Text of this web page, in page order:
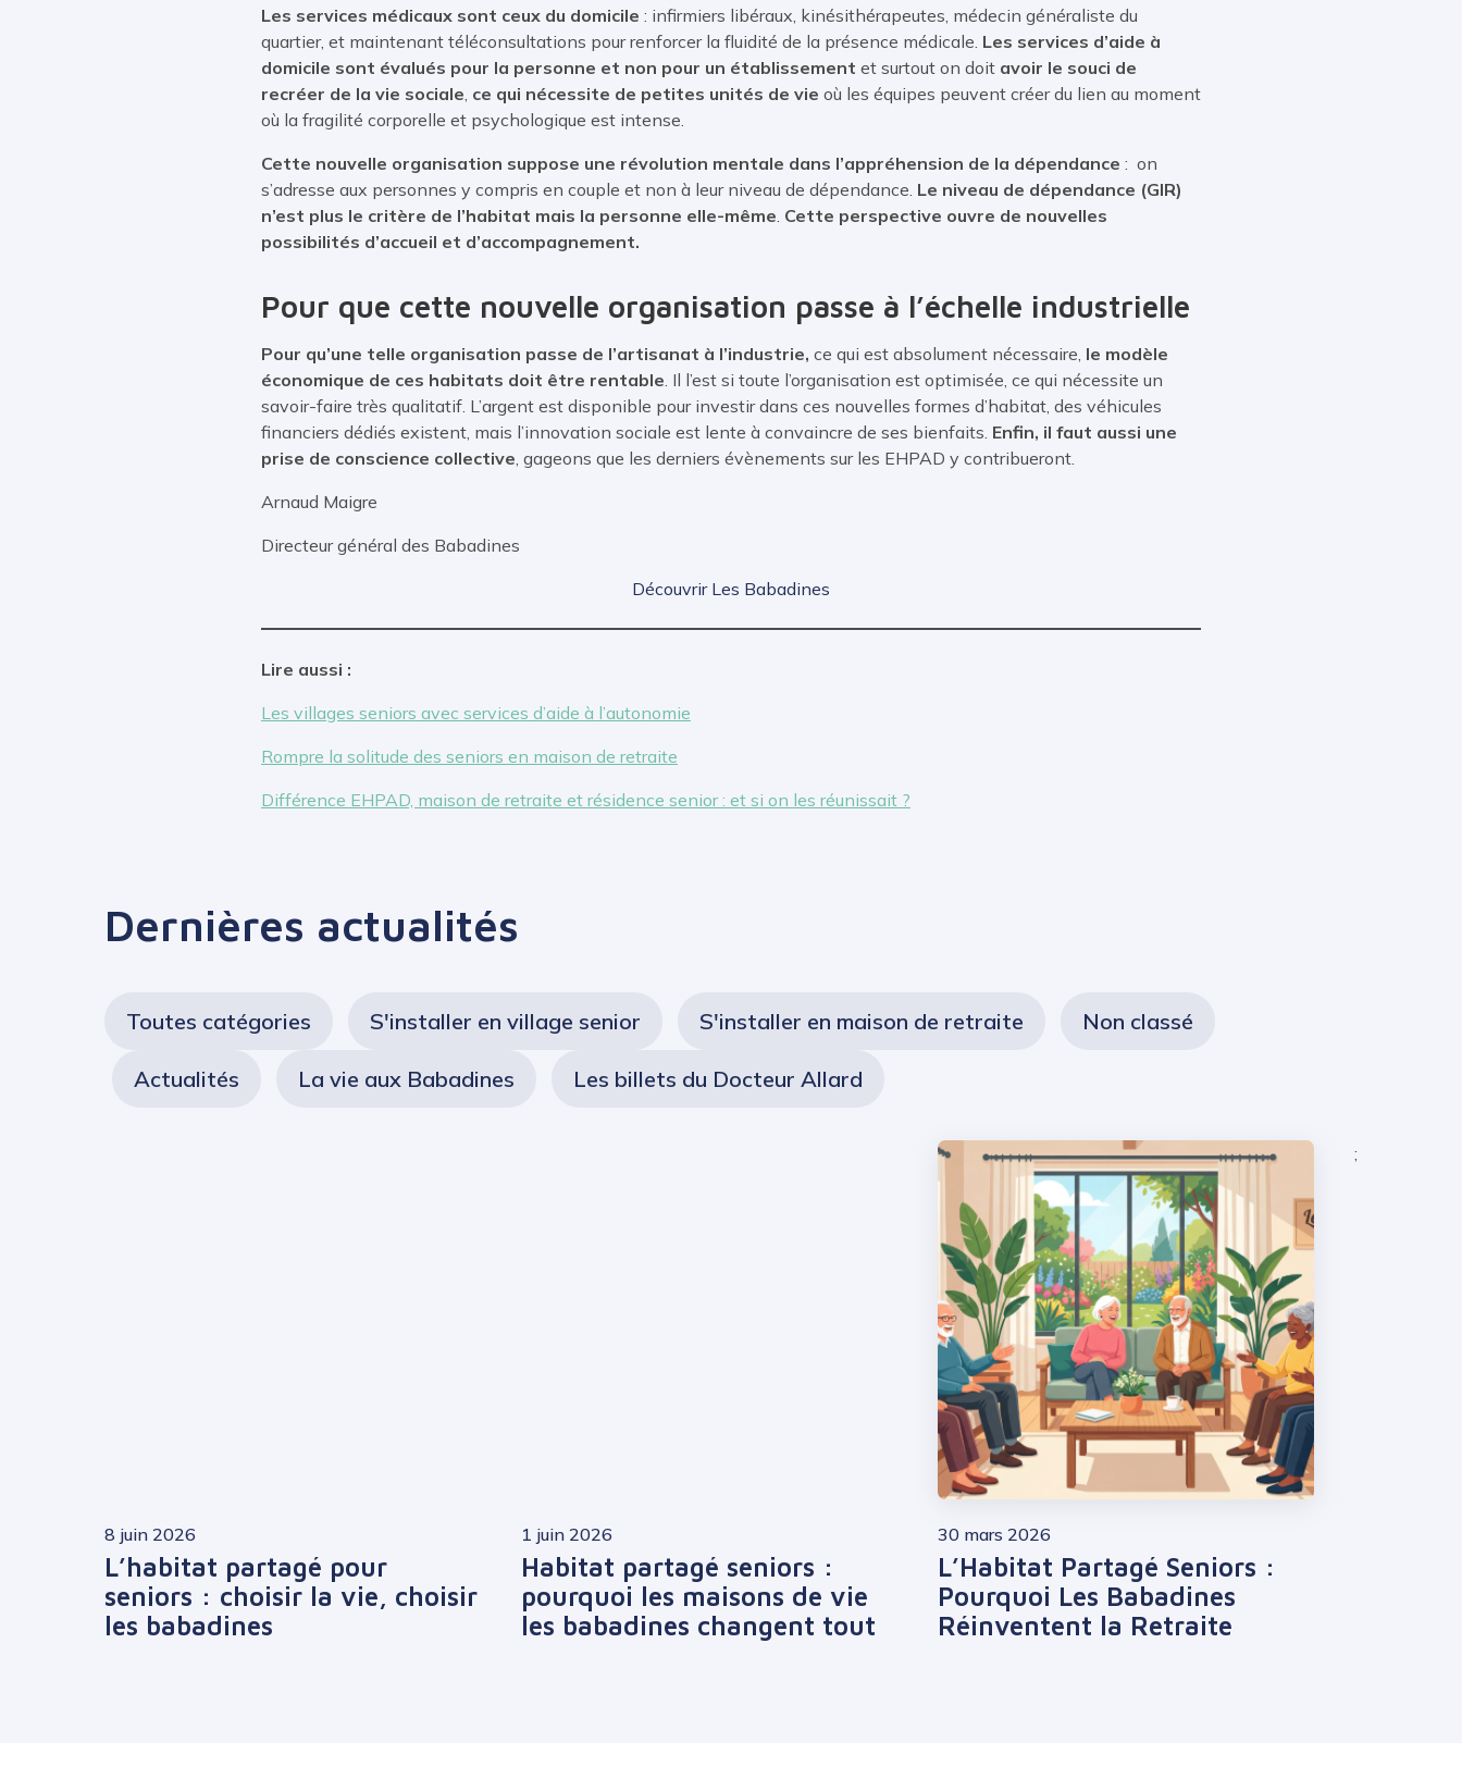
Les services médicaux sont ceux du domicile : infirmiers libéraux, kinésithérapeutes, médecin généraliste du
quartier, et maintenant téléconsultations pour renforcer la fluidité de la présence médicale. Les services d’aide à
domicile sont évalués pour la personne et non pour un établissement et surtout on doit avoir le souci de
recréer de la vie sociale, ce qui nécessite de petites unités de vie où les équipes peuvent créer du lien au moment
où la fragilité corporelle et psychologique est intense.
Cette nouvelle organisation suppose une révolution mentale dans l’appréhension de la dépendance : on
s’adresse aux personnes y compris en couple et non à leur niveau de dépendance. Le niveau de dépendance (GIR)
n’est plus le critère de l’habitat mais la personne elle-même. Cette perspective ouvre de nouvelles
possibilités d’accueil et d’accompagnement.
Pour que cette nouvelle organisation passe à l’échelle industrielle
Pour qu’une telle organisation passe de l’artisanat à l’industrie, ce qui est absolument nécessaire, le modèle
économique de ces habitats doit être rentable. Il l’est si toute l’organisation est optimisée, ce qui nécessite un
savoir-faire très qualitatif. L’argent est disponible pour investir dans ces nouvelles formes d’habitat, des véhicules
financiers dédiés existent, mais l’innovation sociale est lente à convaincre de ses bienfaits. Enfin, il faut aussi une
prise de conscience collective, gageons que les derniers évènements sur les EHPAD y contribueront.
Arnaud Maigre
Directeur général des Babadines
Découvrir Les Babadines
Lire aussi :
Les villages seniors avec services d’aide à l’autonomie
Rompre la solitude des seniors en maison de retraite
Différence EHPAD, maison de retraite et résidence senior : et si on les réunissait ?
Dernières actualités
Toutes catégories S'installer en village senior S'installer en maison de retraite Non classé
Actualités La vie aux Babadines Les billets du Docteur Allard
8 juin 2026
L’habitat partagé pour
seniors : choisir la vie, choisir
les babadines
1 juin 2026
Habitat partagé seniors :
pourquoi les maisons de vie
les babadines changent tout
30 mars 2026
L’Habitat Partagé Seniors :
Pourquoi Les Babadines
Réinventent la Retraite
;